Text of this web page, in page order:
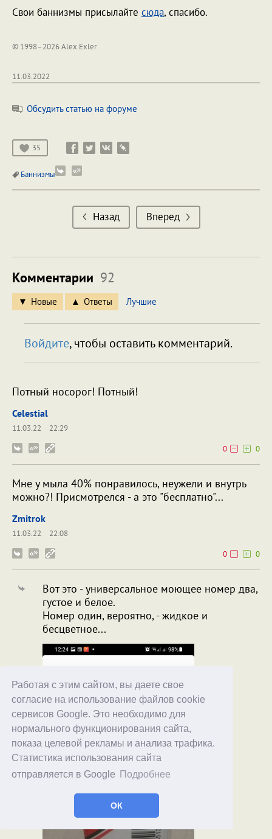
Работая с этим сайтом, вы даете свое
согласие на использование файлов cookie
сервисов Google. Это необходимо для
нормального функционирования сайта,
показа целевой рекламы и анализа трафика.
Статистика использования сайта
отправляется в Google
Подробнее
ОК
Свои баннизмы присылайте сюда, спасибо.
© 1998–2026 Alex Exler
11.03.2022
Обсудить статью на форуме
35
Баннизмы
Назад Вперед
Комментарии 92
Новые Ответы Лучшие
Войдите, чтобы оставить комментарий.
Потный носорог! Потный!
Celestial
11.03.22
22:29
0
0
Мне у мыла 40% понравилось, неужели и внутрь
можно?! Присмотрелся - а это "бесплатно"...
Zmitrok
11.03.22
22:08
0
0
Вот это - универсальное моющее номер два,
густое и белое.
Номер один, вероятно, - жидкое и
бесцветное...